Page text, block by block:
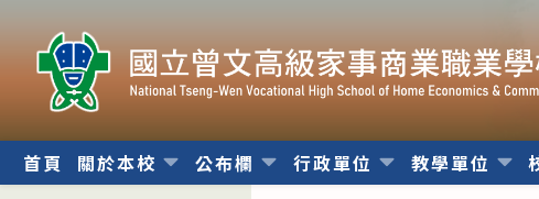
內
首頁 關於本校 公布欄 行政單位 教學單位